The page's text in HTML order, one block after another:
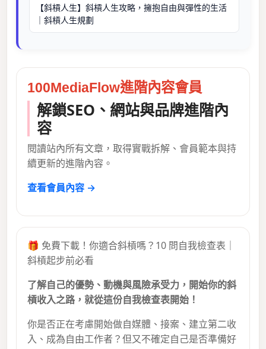
【斜槓人生】斜槓人生攻略，擁抱自由與彈性的生活
｜斜槓人生規劃
100MediaFlow進階內容會員
解鎖SEO、網站與品牌進階內
容
閱讀站內所有文章，取得實戰拆解、會員範本與持
續更新的進階內容。
查看會員內容 →
🎁 免費下載！你適合斜槓嗎？10 問自我檢查表｜
斜槓起步前必看
了解自己的優勢、動機與風險承受力，開始你的斜
槓收入之路，就從這份自我檢查表開始！
你是否正在考慮開始做自媒體、接案、建立第二收
入、成為自由工作者？但又不確定自己是否準備好